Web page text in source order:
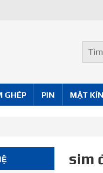
GHÉP PIN MẶT
sim